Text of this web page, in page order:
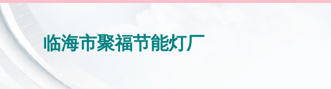
临海市聚福节能灯厂